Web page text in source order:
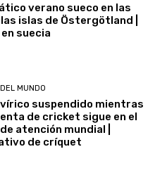
verano sueco en las
islas de Östergötland |
suecia
MUNDO
suspendido mientras
de cricket sigue en el
atención mundial |
de críquet